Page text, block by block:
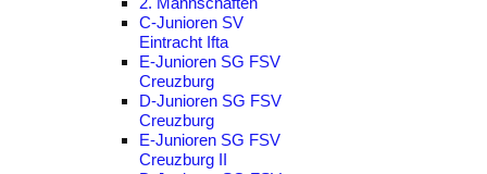
C-Junioren SV
Eintracht Ifta
E-Junioren SG FSV
Creuzburg
D-Junioren SG FSV
Creuzburg
E-Junioren SG FSV
Creuzburg II